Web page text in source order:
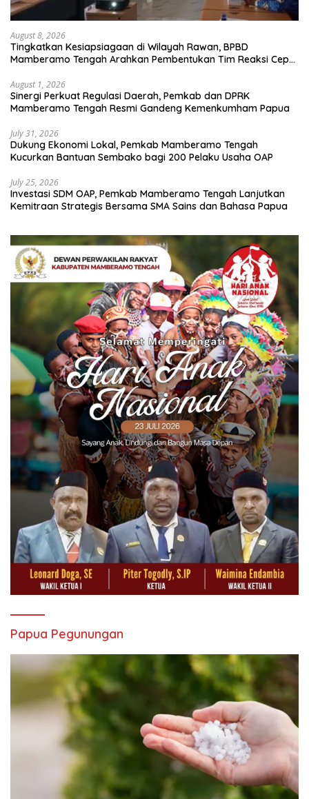
August 8, 2026
Tingkatkan Kesiapsiagaan di Wilayah Rawan, BPBD
Mamberamo Tengah Arahkan Pembentukan Tim Reaksi Cepat
August 1, 2026
Sinergi Perkuat Regulasi Daerah, Pemkab dan DPRK
Mamberamo Tengah Resmi Gandeng Kemenkumham Papua
July 31, 2026
Dukung Ekonomi Lokal, Pemkab Mamberamo Tengah
Kucurkan Bantuan Sembako bagi 200 Pelaku Usaha OAP
July 25, 2026
Investasi SDM OAP, Pemkab Mamberamo Tengah Lanjutkan
Kemitraan Strategis Bersama SMA Sains dan Bahasa Papua
Papua Pegunungan